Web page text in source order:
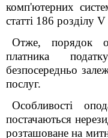
комп'ютерних
статті 186 розділу
Отже, порядок
платника
безпосередньо
послуг.
Особливості
постачаються
розташоване на